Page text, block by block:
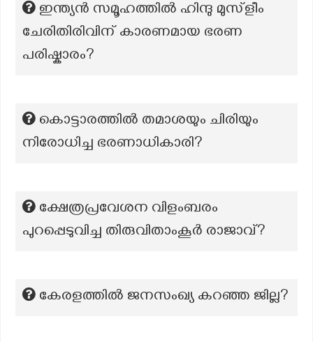
ഇന്ത്യൻ സമൂഹത്തിൽ ഹിന്ദു മുസ്ളീം
ചേരിതിരിവിന് കാരണമായ ഭരണ
പരിഷ്കാരം?
കൊട്ടാരത്തിൽ തമാശയും ചിരിയും
നിരോധിച്ച ഭരണാധികാരി?
ക്ഷേത്രപ്രവേശന വിളംബരം
പുറപ്പെടുവിച്ച തിരുവിതാംകൂർ രാജാവ്?
കേരളത്തിൽ ജനസംഖ്യ കറഞ്ഞ ജില്ല?